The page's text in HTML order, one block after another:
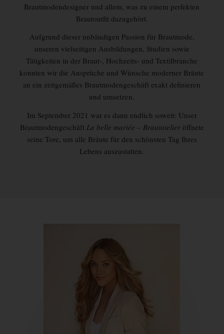
Brautmodendesigner und allem, was zu einem perfekten
Brautoutfit dazugehört.
Aufgrund dieser unbändigen Passion für Brautmode,
unseren vielseitigen Ausbildungen, Studien sowie
Tätigkeiten in der Braut-, Hochzeits- und Textilbranche
konnten wir die Ansprüche und Wünsche moderner Bräute
an ein zeitgemäßes Brautmodengeschäft exakt definieren
und umsetzen.
Im September 2021 war es dann endlich soweit: Unser
Brautmodengeschäft La belle mariée – Brautatelieröffnete
seine Tore, um alle Bräute für den schönsten Tag Ihres
Lebens auszustatten.